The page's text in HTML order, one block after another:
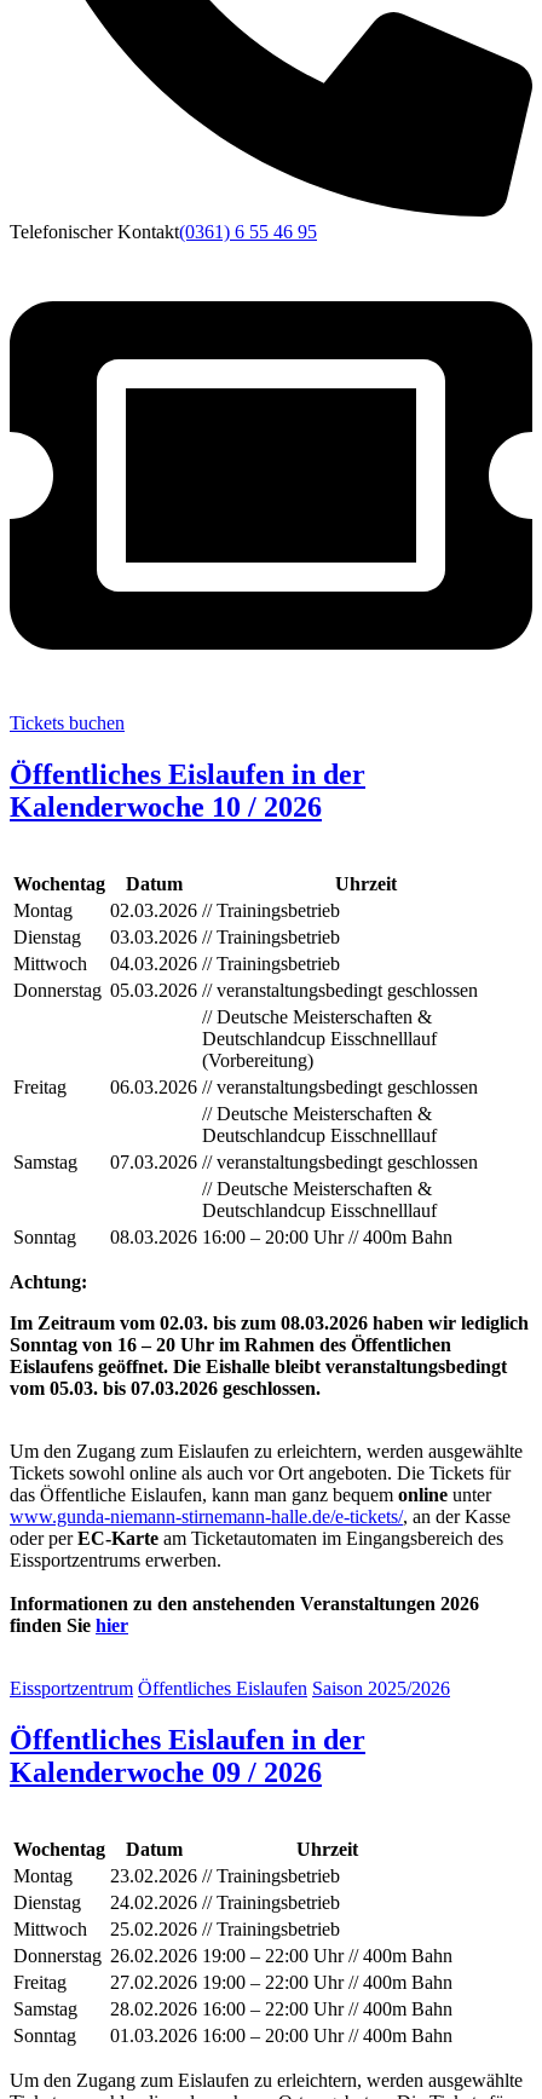
Telefonischer Kontakt(0361) 6 55 46 95
Tickets buchen
Öffentliches Eislaufen in der
Kalenderwoche 10 / 2026
Wochentag Datum
Uhrzeit
Montag
02.03.2026 // Trainingsbetrieb
Dienstag
03.03.2026 // Trainingsbetrieb
Mittwoch
04.03.2026 // Trainingsbetrieb
Donnerstag 05.03.2026 // veranstaltungsbedingt geschlossen
// Deutsche Meisterschaften &
Deutschlandcup Eisschnelllauf
(Vorbereitung)
Freitag
06.03.2026 // veranstaltungsbedingt geschlossen
// Deutsche Meisterschaften &
Deutschlandcup Eisschnelllauf
Samstag
07.03.2026 // veranstaltungsbedingt geschlossen
// Deutsche Meisterschaften &
Deutschlandcup Eisschnelllauf
Sonntag
08.03.2026 16:00 – 20:00 Uhr // 400m Bahn
Achtung:
Im Zeitraum vom 02.03. bis zum 08.03.2026 haben wir lediglich
Sonntag von 16 – 20 Uhr im Rahmen des Öffentlichen
Eislaufens geöffnet. Die Eishalle bleibt veranstaltungsbedingt
vom 05.03. bis 07.03.2026 geschlossen.
Um den Zugang zum Eislaufen zu erleichtern, werden ausgewählte
Tickets sowohl online als auch vor Ort angeboten. Die Tickets für
das Öffentliche Eislaufen, kann man ganz bequem online unter
www.gunda-niemann-stirnemann-halle.de/e-tickets/, an der Kasse
oder perEC-Karte am Ticketautomaten im Eingangsbereich des
Eissportzentrums erwerben.
Informationen zu den anstehenden Veranstaltungen 2026
finden Sie hier
Eissportzentrum Öffentliches Eislaufen Saison 2025/2026
Öffentliches Eislaufen in der
Kalenderwoche 09 / 2026
Wochentag Datum
Uhrzeit
Montag
23.02.2026 // Trainingsbetrieb
Dienstag
24.02.2026 // Trainingsbetrieb
Mittwoch
25.02.2026 // Trainingsbetrieb
Donnerstag 26.02.2026 19:00 – 22:00 Uhr // 400m Bahn
Freitag
27.02.2026 19:00 – 22:00 Uhr // 400m Bahn
Samstag
28.02.2026 16:00 – 22:00 Uhr // 400m Bahn
Sonntag
01.03.2026 16:00 – 20:00 Uhr // 400m Bahn
Um den Zugang zum Eislaufen zu erleichtern, werden ausgewählte